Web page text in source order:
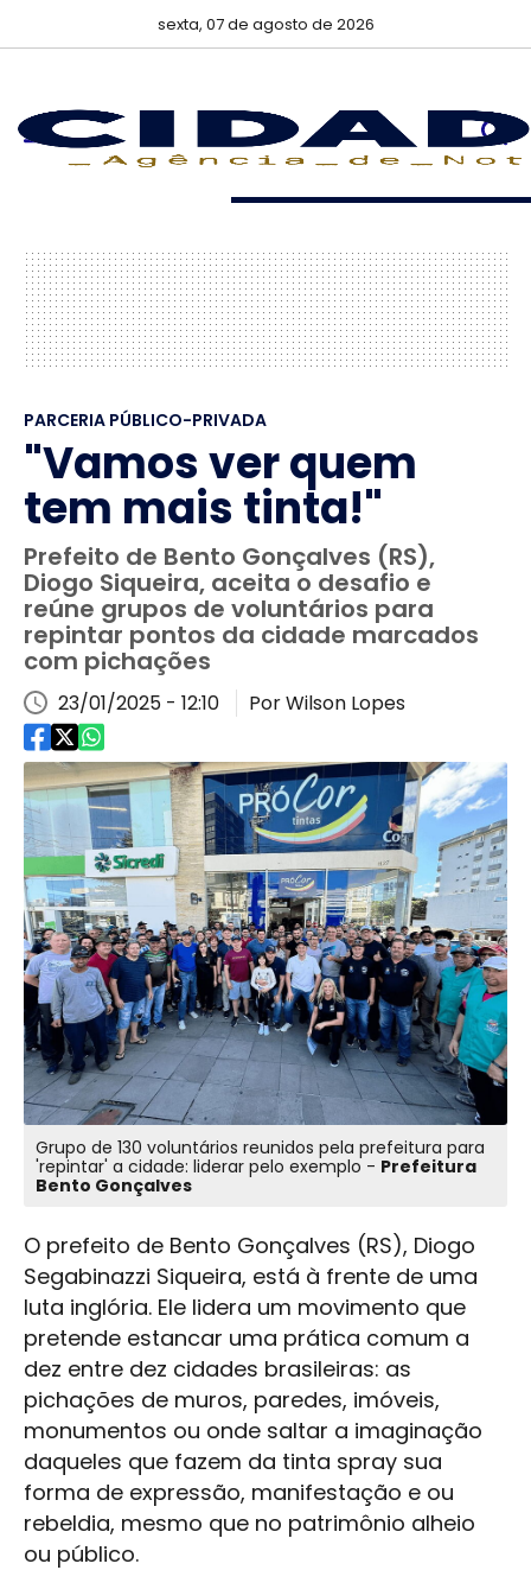
sexta, 07 de agosto de 2026
PARCERIA PÚBLICO-PRIVADA
"Vamos ver quem
tem mais tinta!"
Prefeito de Bento Gonçalves (RS),
Diogo Siqueira, aceita o desafio e
reúne grupos de voluntários para
repintar pontos da cidade marcados
com pichações
23/01/2025 - 12:10 Por Wilson Lopes
Grupo de 130 voluntários reunidos pela prefeitura para
'repintar' a cidade: liderar pelo exemplo - Prefeitura
Bento Gonçalves
O prefeito de Bento Gonçalves (RS), Diogo
Segabinazzi Siqueira, está à frente de uma
luta inglória. Ele lidera um movimento que
pretende estancar uma prática comum a
dez entre dez cidades brasileiras: as
pichações de muros, paredes, imóveis,
monumentos ou onde saltar a imaginação
daqueles que fazem da tinta spray sua
forma de expressão, manifestação e ou
rebeldia, mesmo que no patrimônio alheio
ou público.